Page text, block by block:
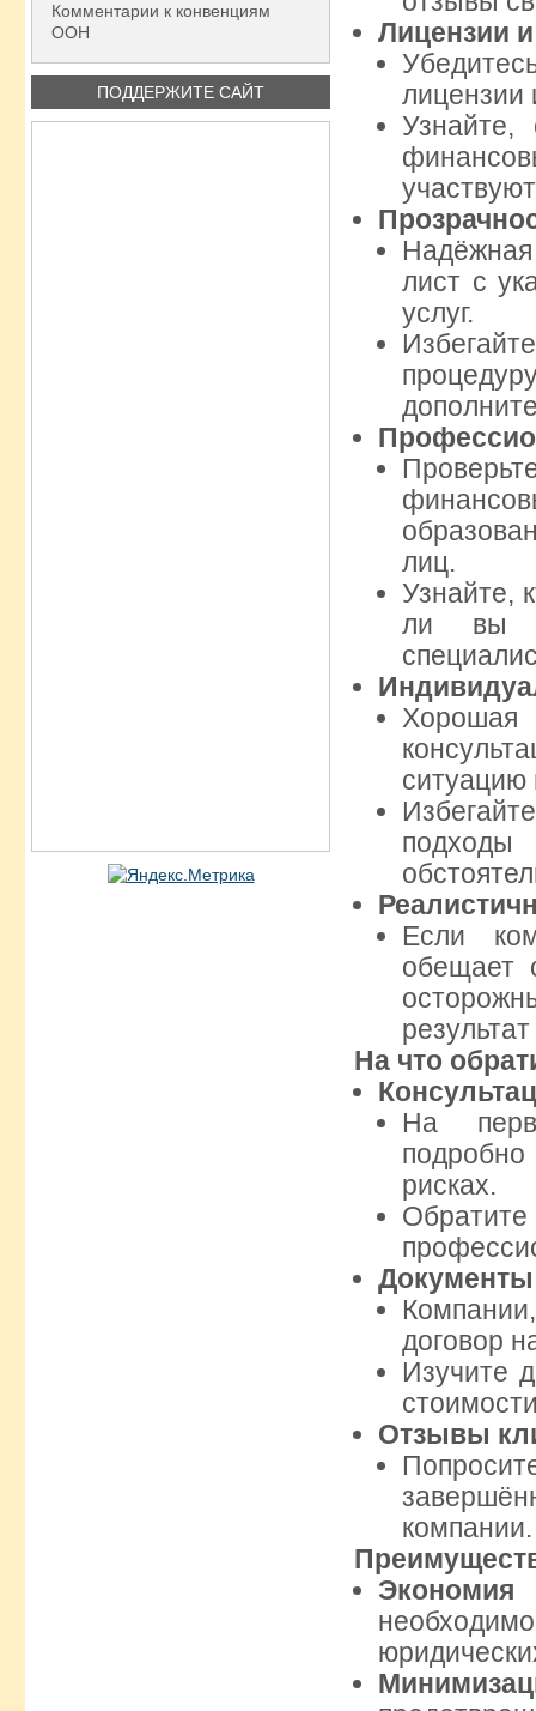
Комментарии к конвенциям
ООН
ПОДДЕРЖИТЕ САЙТ
Лицензии
лицензии
Узнайте,
лист с
услуг.
лиц.
Узнайте,
ли вы
ситуацию
Если
обещает
На что
На
подробно
рисках.
Документы
договор
Изучите
Отзывы
компании.